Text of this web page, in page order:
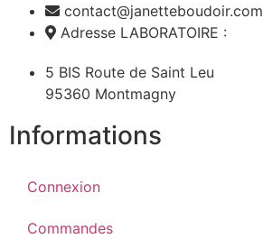
contact@janetteboudoir.com
Adresse LABORATOIRE :
5 BIS Route de Saint Leu
95360 Montmagny
Informations
Connexion
Commandes